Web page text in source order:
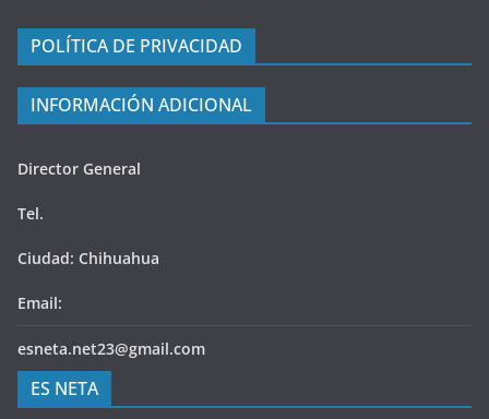
POLÍTICA DE PRIVACIDAD
INFORMACIÓN ADICIONAL
Director General
Tel.
Ciudad: Chihuahua
Email:
esneta.net23@gmail.com
ES NETA